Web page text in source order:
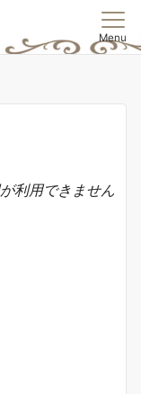
Menu
利用できません